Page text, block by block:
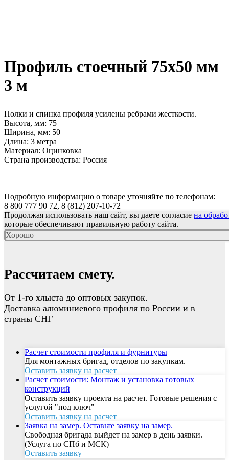
Профиль стоечный 75х50 мм
3 м
Полки и спинка профиля усилены ребрами жесткости.
Высота, мм: 75
Ширина, мм: 50
Длина: 3 метра
Материал: Оцинковка
Страна производства: Россия
Подробную информацию о товаре уточняйте по телефонам:
8 800 777 90 72, 8 (812) 207-10-72
Продолжая использовать наш сайт, вы даете согласие на
которые обеспечивают правильную работу сайта.
Хорошо
Рассчитаем смету.
От 1-го хлыста до оптовых закупок.
Доставка алюминиевого профиля по России и в
страны СНГ
Расчет стоимости профиля и фурнитуры
Для монтажных бригад, отделов по закупкам.
Оставить заявку на расчет
Расчет стоимости: Монтаж и установка готовых
конструкций
Оставить заявку проекта на расчет. Готовые решения с
услугой "под ключ"
Оставить заявку на расчет
Заявка на замер. Оставьте заявку на замер.
Свободная бригада выйдет на замер в день заявки.
(Услуга по СПб и МСК)
Оставить заявку